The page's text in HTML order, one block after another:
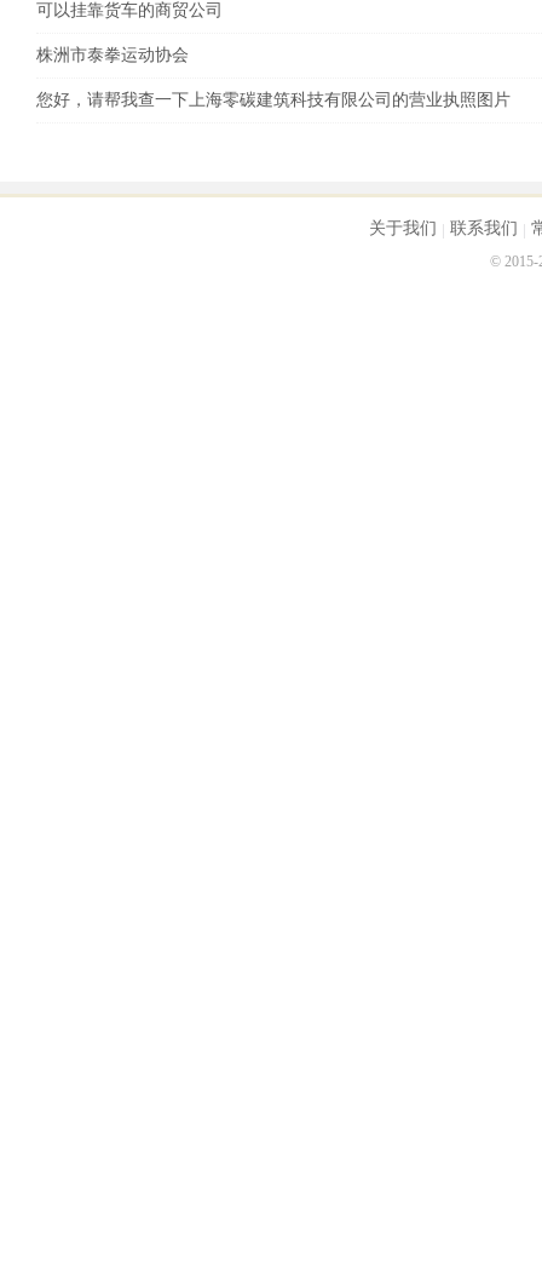
可以挂靠货车的商贸公司
株洲市泰拳运动协会
您好，请帮我查一下上海零碳建筑科技有限公司的营业执照图片
关于我们 联系我们
© 2015-